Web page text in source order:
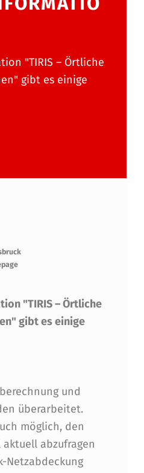
"TIRIS – Örtliche
gibt es einige
"TIRIS – Örtliche
gibt es einige
und
überarbeitet.
möglich, den
aktuell abzufragen
Netzabdeckung